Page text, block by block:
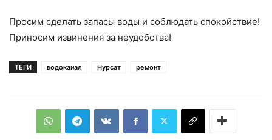
Просим сделать запасы воды и соблюдать спокойствие!
Приносим извинения за неудобства!
ТЕГИ водоканал Нурсат ремонт